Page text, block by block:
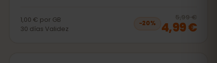
1,00 € por GB
30 días Validez
−20%
5,99 €
4,99 €